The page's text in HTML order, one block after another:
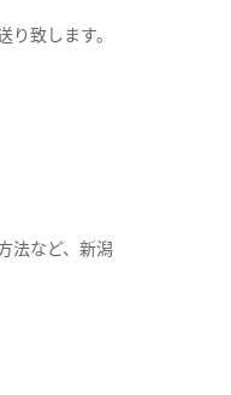
致します。
法など、新潟